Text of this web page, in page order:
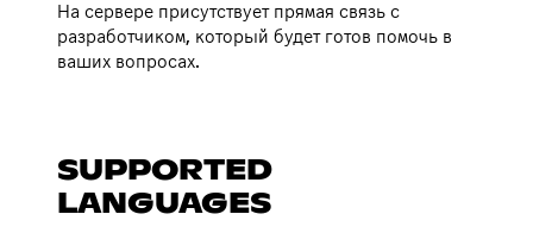
На сервере присутствует прямая связь с
разработчиком, который будет готов помочь в
ваших вопросах.
SUPPORTED
LANGUAGES